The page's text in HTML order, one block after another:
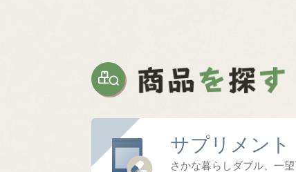
サプリメント
さかな暮らしダブル、一